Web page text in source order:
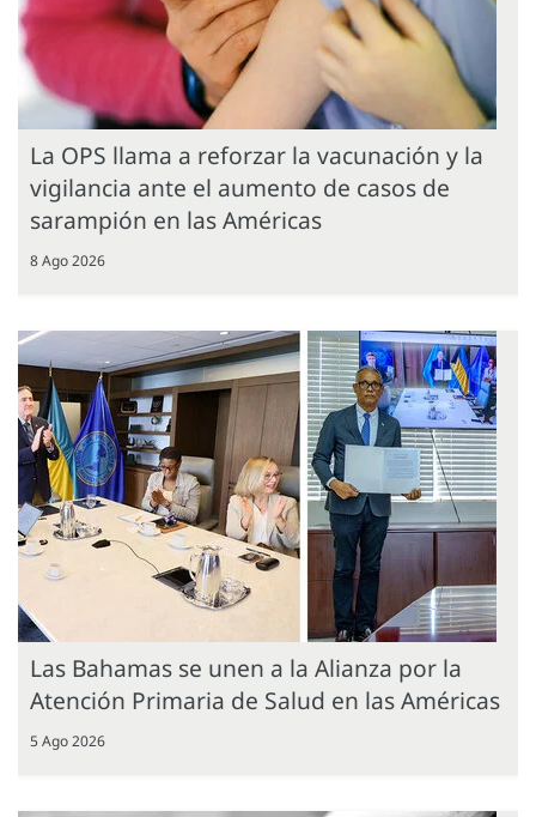
La OPS llama a reforzar la vacunación y la
vigilancia ante el aumento de casos de
sarampión en las Américas
8 Ago 2026
Las Bahamas se unen a la Alianza por la
Atención Primaria de Salud en las Américas
5 Ago 2026